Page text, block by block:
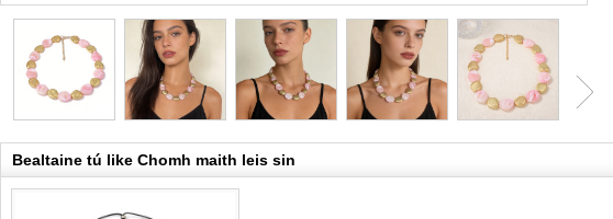
Bealtaine tú like Chomh maith leis sin